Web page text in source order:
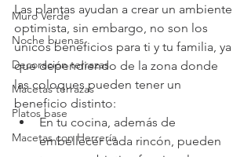
Muro Verde
Noche buenas
Decoración terrazas
Macetas terrazas
Platos base
Macetas con Herrería
Las plantas ayudan a crear un ambiente
optimista, sin embargo, no son los
únicos beneficios para ti y tu familia, ya
que dependiendo de la zona donde
las coloques pueden tener un
beneficio distinto:
En tu cocina, además de
embellecer cada rincón, pueden